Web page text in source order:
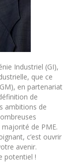
Industriel (GI),
que ce
en partenariat
de
ambitions de
de PME.
c’est ouvrir
avenir.
potentiel !